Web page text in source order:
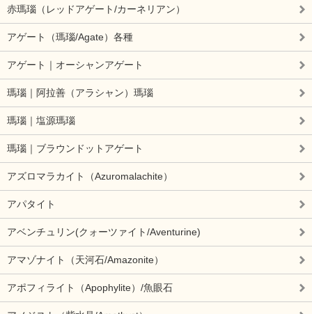
赤瑪瑙（レッドアゲート/カーネリアン）
アゲート（瑪瑙/Agate）各種
アゲート｜オーシャンアゲート
瑪瑙｜阿拉善（アラシャン）瑪瑙
瑪瑙｜塩源瑪瑙
瑪瑙｜ブラウンドットアゲート
アズロマラカイト（Azuromalachite）
アパタイト
アベンチュリン(クォーツァイト/Aventurine)
アマゾナイト（天河石/Amazonite）
アポフィライト（Apophylite）/魚眼石